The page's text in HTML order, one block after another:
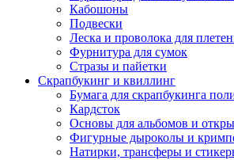
Кабошоны
Подвески
Леска и проволока для
Фурнитура для сумок
Стразы и пайетки
Скрапбукинг и квиллинг
Бумага для скрапбукинга
Кардсток
Основы для альбомов и
Фигурные дыроколы и
Натирки, трансферы и